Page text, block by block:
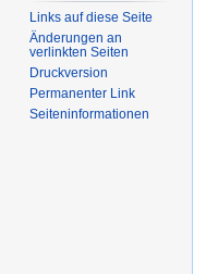
Links auf diese Seite
Änderungen an
verlinkten Seiten
Druckversion
Permanenter Link
Seiten­­informationen